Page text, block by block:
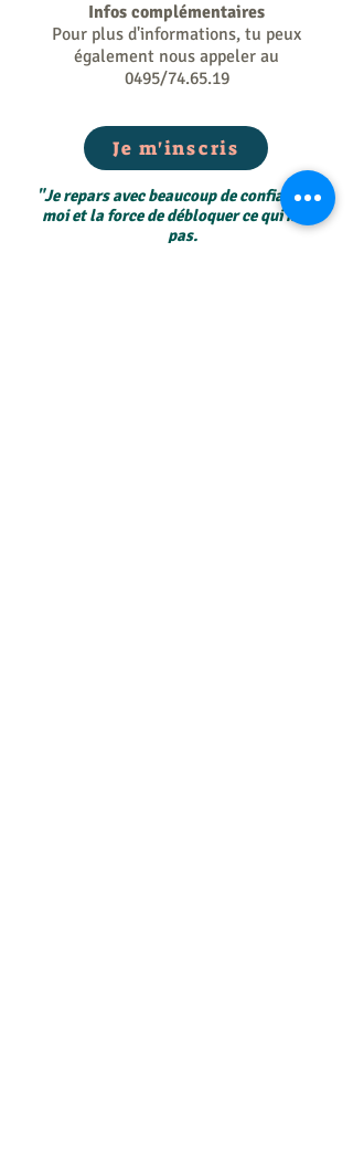
Infos complémentaires
Pour plus d'informations, tu peux
également nous appeler au
0495/74.65.19
Je m'inscris
"Je repars avec beaucoup de confiance en
moi et la force de débloquer ce qui ne va
pas.